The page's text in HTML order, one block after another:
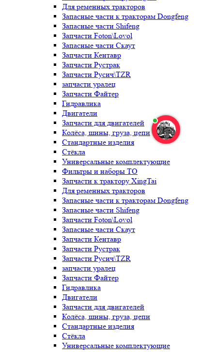
Для ременных тракторов
Запасные части к тракторам Dongfeng
Запасные части Shifeng
Запчасти Foton\Lovol
Запасные части Скаут
Запчасти Кентавр
Запчасти Рустрак
Запчасти Русич\TZR
запчасти уралец
Запчасти Файтер
Гидравлика
Двигатели
Запчасти для двигателей
Колёса, шины, груза, цепи
Стандартные изделия
Стёкла
Универсальные комплектующие
Фильтры и наборы ТО
Запчасти к трактору XingTai
Для ременных тракторов
Запасные части к тракторам Dongfeng
Запасные части Shifeng
Запчасти Foton\Lovol
Запасные части Скаут
Запчасти Кентавр
Запчасти Рустрак
Запчасти Русич\TZR
запчасти уралец
Запчасти Файтер
Гидравлика
Двигатели
Запчасти для двигателей
Колёса, шины, груза, цепи
Стандартные изделия
Стёкла
Универсальные комплектующие